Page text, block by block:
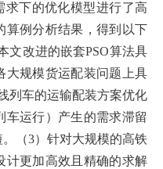
求下的优化模型进行了高
算例分析结果，得到以下
文改进的嵌套PSO算法具
大规模货运配装问题上具
列车的运输配装方案优化
车运行）产生的需求滞留
（3）针对大规模的高铁
计更加高效且精确的求解